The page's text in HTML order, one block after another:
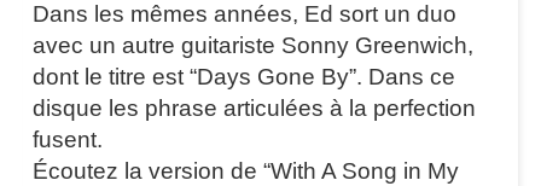
Dans les mêmes années, Ed sort un duo
avec un autre guitariste Sonny Greenwich,
dont le titre est “Days Gone By”. Dans ce
disque les phrase articulées à la perfection
fusent.
Écoutez la version de “With A Song in My